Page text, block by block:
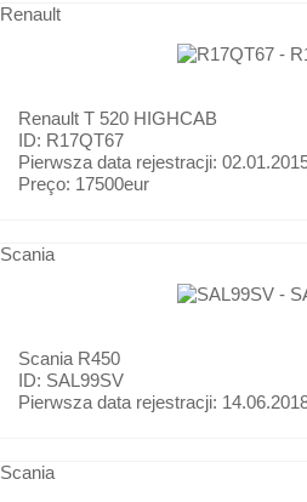
Renault
Renault T 520 HIGHCAB
ID: R17QT67
Pierwsza data rejestracji:
Preço: 17500eur
Scania
Scania R450
ID: SAL99SV
Pierwsza data rejestracji:
Scania